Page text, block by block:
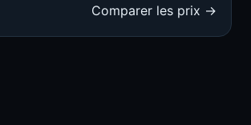
Comparer les prix →